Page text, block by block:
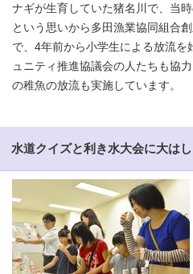
ナギが生育していた猪名川で、当
という思いから多田漁業協同組合
で、4年前から小学生による放流を
ュニティ推進協議会の人たちも協
の稚魚の放流も実施しています。
水道クイズと利き水大会に大は